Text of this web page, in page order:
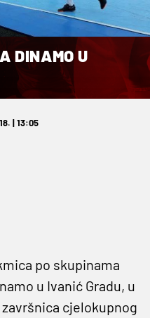
DINAMO U
| 13:05
po skupinama
u Ivanić Gradu, u
cjelokupnog